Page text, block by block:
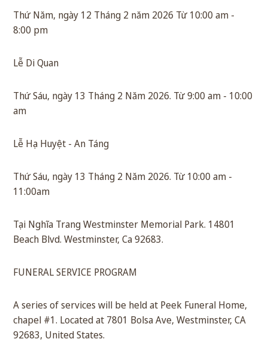
Thứ Năm, ngày 12 Tháng 2 năm 2026 Từ 10:00 am -
8:00 pm
Lễ Di Quan
Thứ Sáu, ngày 13 Tháng 2 Năm 2026. Từ 9:00 am - 10:00
am
Lễ Hạ Huyệt - An Táng
Thứ Sáu, ngày 13 Tháng 2 Năm 2026. Từ 10:00 am -
11:00am
Tại Nghĩa Trang Westminster Memorial Park. 14801
Beach Blvd. Westminster, Ca 92683.
FUNERAL SERVICE PROGRAM
A series of services will be held at Peek Funeral Home,
chapel #1. Located at 7801 Bolsa Ave, Westminster, CA
92683, United States.